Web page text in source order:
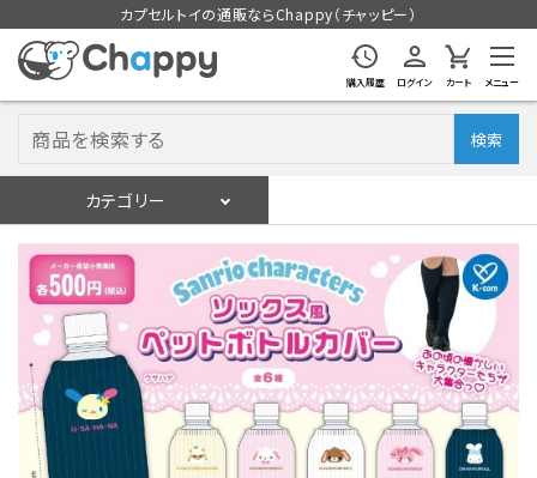
カプセルトイの通販ならChappy（チャッピー）
購入履歴 ログイン カート メニュー
検索
カテゴリー
ログイン 会員登録
入荷スケジュールをチェック
カプセルトイマシン本体
カプセルトイ